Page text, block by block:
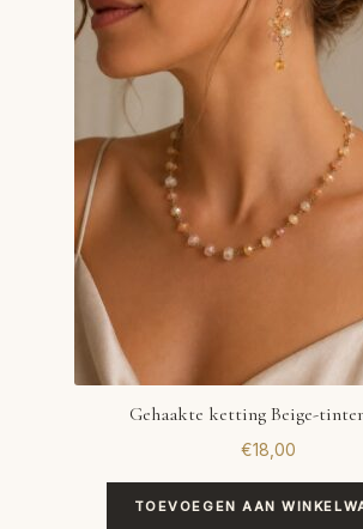
Gehaakte ketting Beige-
€18,00
TOEVOEGEN AAN